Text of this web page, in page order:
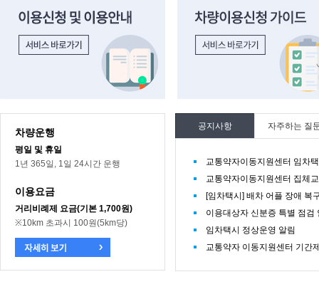
차량운행
평일 및 휴일
1년 365일, 1일 24시간 운행
이용요금
거리비례제 요금(기본 1,700원)
※10km 초과시 100원(5km당)
공지사항
교통약자이동지원센터 임차
교통약자이동지원센터 집체
[임차택시] 배차 어플 장애 복
이용대상자 신분증 특별 점검
임차택시 정상운영 알림
교통약자 이동지원센터 기간
자주하는 질